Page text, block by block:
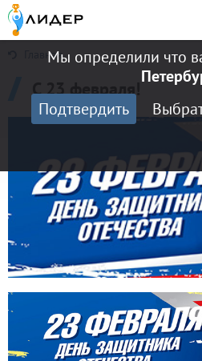
Мы определили что
Подтвердить
Главная
С 23 февраля!